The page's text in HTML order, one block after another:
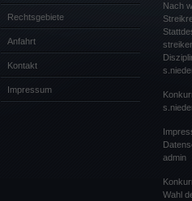
Rechtsgebiete
Anfahrt
Kontakt
Impressum
Nach
admin
Wahl